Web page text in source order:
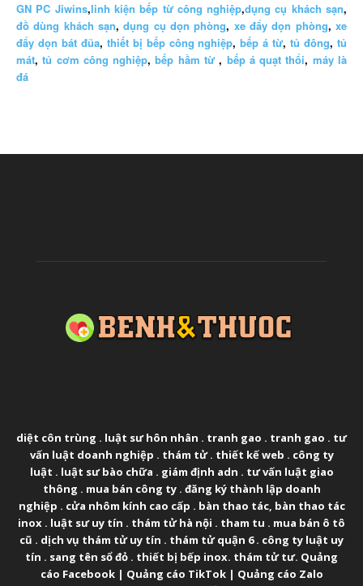
GN PC Jiwins,linh kiện bếp từ công nghiệp,dụng cụ khách sạn,
đồ dùng khách sạn,dụng cụ dọn phòng, xe đẩy dọn phòng,xe
đẩy dọn bát đũa, thiết bị bếp công nghiệp,bếp á từ,tủ đông,tủ
mát,tủ cơm công nghiệp,bếp hầm từ , bếp á quạt thổi, máy là
đá
diệt côn trùng . luật sư hôn nhân . tranh gao . tranh gao . tư
vấn luật doanh nghiệp . thám tử. thiết kế web . công ty
luật . luật sư bào chữa . giám định adn . tư vấn luật giao
thông . mua bán công ty. đăng ký thành lập doanh
nghiệp . cửa nhôm kính cao cấp . bàn thao tác, bàn thao tác
inox . luật sư uy tín . thám tử hà nội . tham tu . mua bán ô tô
cũ . dịch vụ thám tử uy tín . thám tử quận 6. công ty luật uy
tín . sang tên sổ đỏ . thiết bị bếp inox. thám tử tư. Quảng
cáo Facebook| Quảng cáo TikTok| Quảng cáo Zalo